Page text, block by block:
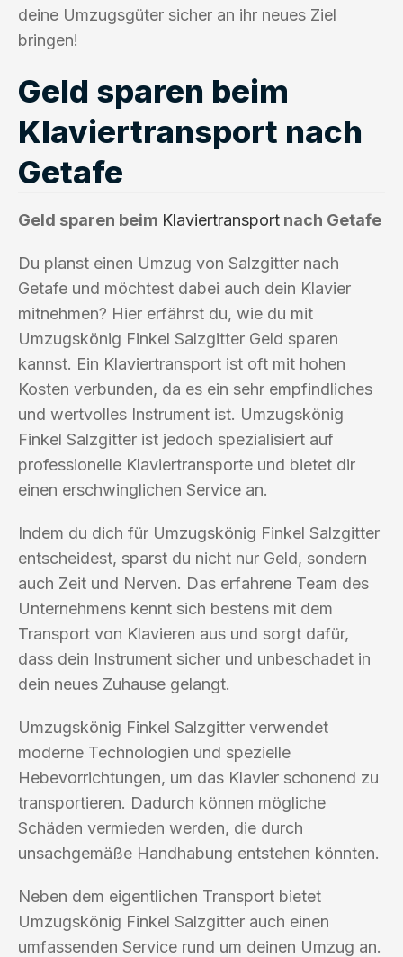
deine Umzugsgüter sicher an ihr neues Ziel
bringen!
Geld sparen beim
Klaviertransport nach
Getafe
Geld sparen beim Klaviertransport nach Getafe
Du planst einen Umzug von Salzgitter nach
Getafe und möchtest dabei auch dein Klavier
mitnehmen? Hier erfährst du, wie du mit
Umzugskönig Finkel Salzgitter Geld sparen
kannst. Ein Klaviertransport ist oft mit hohen
Kosten verbunden, da es ein sehr empfindliches
und wertvolles Instrument ist. Umzugskönig
Finkel Salzgitter ist jedoch spezialisiert auf
professionelle Klaviertransporte und bietet dir
einen erschwinglichen Service an.
Indem du dich für Umzugskönig Finkel Salzgitter
entscheidest, sparst du nicht nur Geld, sondern
auch Zeit und Nerven. Das erfahrene Team des
Unternehmens kennt sich bestens mit dem
Transport von Klavieren aus und sorgt dafür,
dass dein Instrument sicher und unbeschadet in
dein neues Zuhause gelangt.
Umzugskönig Finkel Salzgitter verwendet
moderne Technologien und spezielle
Hebevorrichtungen, um das Klavier schonend zu
transportieren. Dadurch können mögliche
Schäden vermieden werden, die durch
unsachgemäße Handhabung entstehen könnten.
Neben dem eigentlichen Transport bietet
Umzugskönig Finkel Salzgitter auch einen
umfassenden Service rund um deinen Umzug an.